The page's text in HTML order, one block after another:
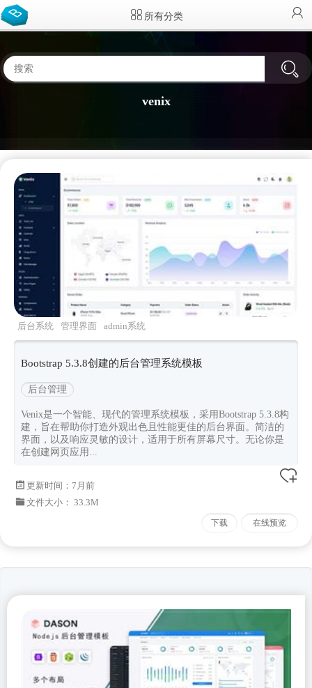
所有分类
venix
后台系统 管理界面
admin系统
Bootstrap 5.3.8创建的后台管理系统模板
后台管理
Venix是一个智能、现代的管理系统模板，采用Bootstrap 5.3.8构
建，旨在帮助你打造外观出色且性能更佳的后台界面。简洁的
界面，以及响应灵敏的设计，适用于所有屏幕尺寸。无论你是
在创建网页应用...
更新时间： 7月前
文件大小： 33.3M
下载 在线预览